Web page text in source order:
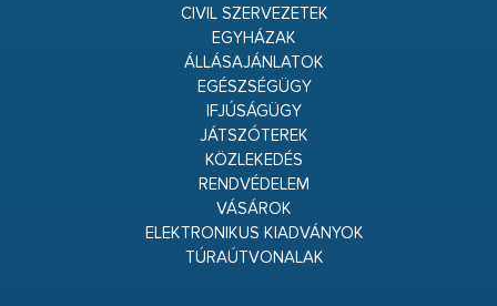
CIVIL SZERVEZETEK
EGYHÁZAK
ÁLLÁSAJÁNLATOK
EGÉSZSÉGÜGY
IFJÚSÁGÜGY
JÁTSZÓTEREK
KÖZLEKEDÉS
RENDVÉDELEM
VÁSÁROK
ELEKTRONIKUS KIADVÁNYOK
TÚRAÚTVONALAK